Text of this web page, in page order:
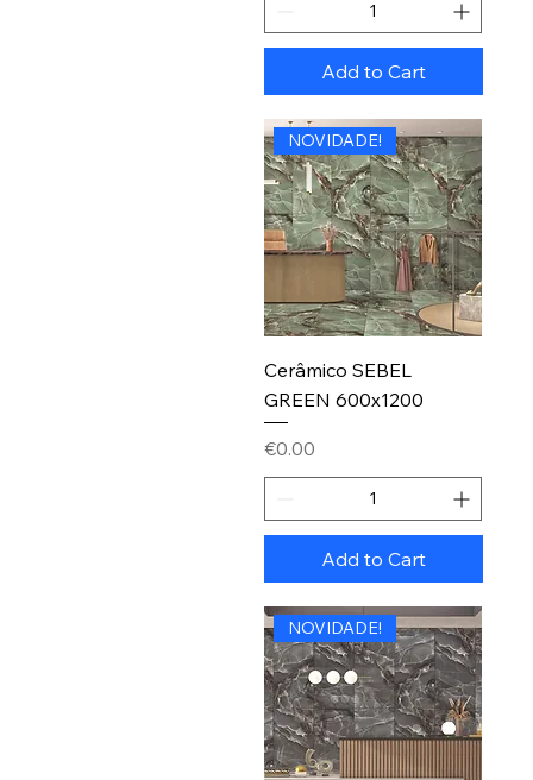
Add to Cart
NOVIDADE!
Cerâmico SEBEL
GREEN 600x1200
Price
€0.00
Add to Cart
NOVIDADE!